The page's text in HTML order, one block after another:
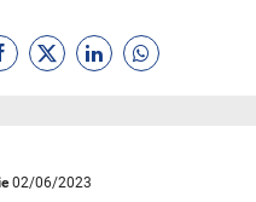
02/06/2023